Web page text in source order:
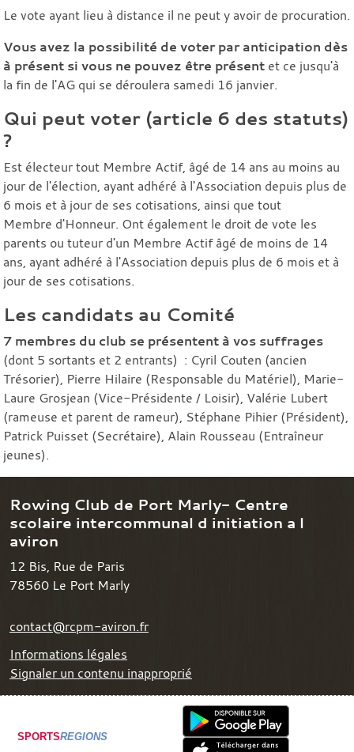
Le vote ayant lieu à distance il ne peut y avoir de procuration.
Vous avez la possibilité de voter par anticipation dès
à présent si vous ne pouvez être présent et ce jusqu'à
la fin de l'AG qui se déroulera samedi 16 janvier.
Qui peut voter (article 6 des statuts)
?
Est électeur tout Membre Actif, âgé de 14 ans au moins au
jour de l'élection, ayant adhéré à l'Association depuis plus de
6 mois et à jour de ses cotisations, ainsi que tout
Membre d'Honneur. Ont également le droit de vote les
parents ou tuteur d'un Membre Actif âgé de moins de 14
ans, ayant adhéré à l'Association depuis plus de 6 mois et à
jour de ses cotisations.
Les candidats au Comité
7 membres du club se présentent à vos suffrages
(dont 5 sortants et 2 entrants) : Cyril Couten (ancien
Trésorier), Pierre Hilaire (Responsable du Matériel), Marie-
Laure Grosjean (Vice-Présidente / Loisir), Valérie Lubert
(rameuse et parent de rameur), Stéphane Pihier (Président),
Patrick Puisset (Secrétaire), Alain Rousseau (Entraîneur
jeunes).
Rowing Club de Port Marly- Centre
scolaire intercommunal d initiation a l
aviron
12 Bis, Rue de Paris
78560 Le Port Marly
contact@rcpm-aviron.fr
Informations légales
Signaler un contenu inapproprié
SPORTSREGIONS